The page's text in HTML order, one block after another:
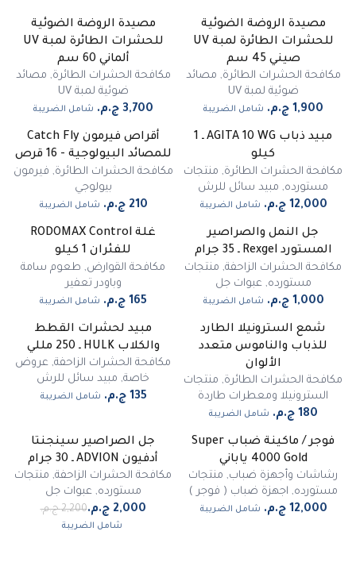
مصيدة الروضة الضوئية
للحشرات الطائرة لمبة UV
صيني 45 سم
مكافحة الحشرات الطائرة, مصائد
ضوئية لمبة UV
شامل الضريبة
مصيدة الروضة الضوئية
للحشرات الطائرة لمبة UV
ألماني 60 سم
مكافحة الحشرات الطائرة, مصائد
ضوئية لمبة UV
شامل الضريبة
مبيد ذباب AGITA 10 WG ـ 1
كيلو
مكافحة الحشرات الطائرة, منتجات
مستورده, مبيد سائل للرش
شامل الضريبة
أقراص فيرمون Catch Fly
للمصائد البيولوجية - 16 قرص
مكافحة الحشرات الطائرة, فيرمون
بيولوجي
شامل الضريبة
غير متوفر
جل النمل والصراصير
المستورد Rexgel ـ 35 جرام
مكافحة الحشرات الزاحفة, منتجات
مستورده,عبوات جل
شامل الضريبة
غلة RODOMAX Control
للفئران 1 كيلو
مكافحة القوارض, طعوم سامة
وباودر تعفير
شامل الضريبة
شمع السترونيلا الطارد
للذباب والناموس متعدد
الألوان
مكافحة الحشرات الطائرة, منتجات
السترونيلا ومعطرات طاردة
شامل الضريبة
مبيد لحشرات القطط
والكلاب HULK ـ 250 مللي
مكافحة الحشرات الزاحفة, عروض
خاصة, مبيد سائل للرش
شامل الضريبة
غير متوفرفوجر / ماكينة ضباب Super
4000 Gold ياباني
رشاشات وأجهزة ضباب, منتجات
مستورده, اجهزة ضباب ( فوجر )
شامل الضريبة
- 9
جل الصراصير سينجنتا
أدفيون ADVION ـ 30 جرام
مكافحة الحشرات الزاحفة, منتجات
مستورده,عبوات جل
‏2,200 ج.م.‏
شامل الضريبة